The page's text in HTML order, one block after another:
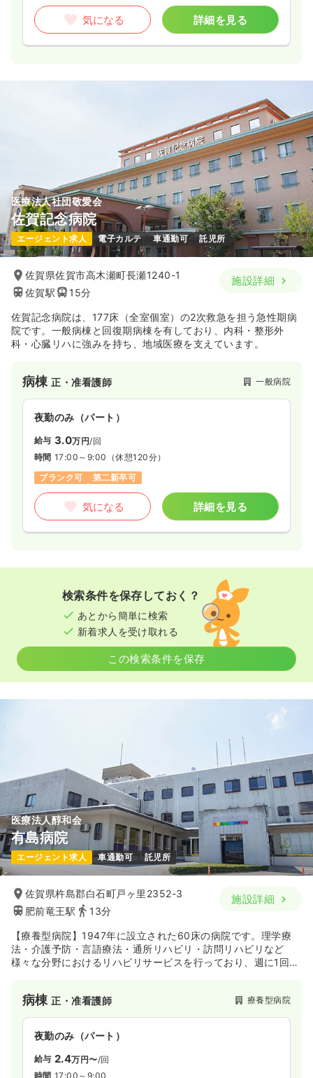
気になる 詳細を見る
医療法人社団敬愛会
佐賀記念病院
エージェント求人 電子カルテ 車通勤可 託児所
佐賀県佐賀市高木瀬町長瀬1240-1
佐賀駅
15分
施設詳細
佐賀記念病院は、177床（全室個室）の2次救急を担う急性期病
院です。一般病棟と回復期病棟を有しており、内科・整形外
科・心臓リハに強みを持ち、地域医療を支えています。
病棟正・准看護師 一般病院
夜勤のみ（パート）
給与 3.0万円/回
時間 17:00～9:00 （休憩120分）
ブランク可
第二新卒可
気になる 詳細を見る
検索条件を保存しておく？
あとから簡単に検索
新着求人を受け取れる
この検索条件を保存
医療法人醇和会
有島病院
エージェント求人 車通勤可 託児所
佐賀県杵島郡白石町戸ヶ里2352-3
肥前竜王駅
13分
施設詳細
【療養型病院】1947年に設立された60床の病院です。理学療
法・介護予防・言語療法・通所リハビリ・訪問リハビリなど
様々な分野におけるリハビリサービスを行っており、週に1回外
病棟正・准看護師 療養型病院
夜勤のみ（パート）
給与 2.4万円〜/回
時間 17:00～9:00